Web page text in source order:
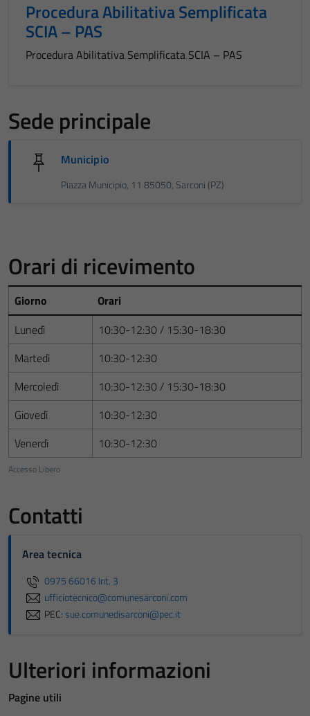
Procedura Abilitativa Semplificata
SCIA – PAS
Procedura Abilitativa Semplificata SCIA – PAS
Sede principale
Municipio
Piazza Municipio, 11 85050, Sarconi (PZ)
Orari di ricevimento
Accesso Libero
Giorno
Orari
Lunedì
10:30-12:30 / 15:30-18:30
Martedì
10:30-12:30
Mercoledì
10:30-12:30 / 15:30-18:30
Giovedì
10:30-12:30
Venerdì
10:30-12:30
Contatti
Area tecnica
0975 66016 Int. 3
ufficiotecnico@comunesarconi.com
PEC:sue.comunedisarconi@pec.it
Ulteriori informazioni
Pagine utili